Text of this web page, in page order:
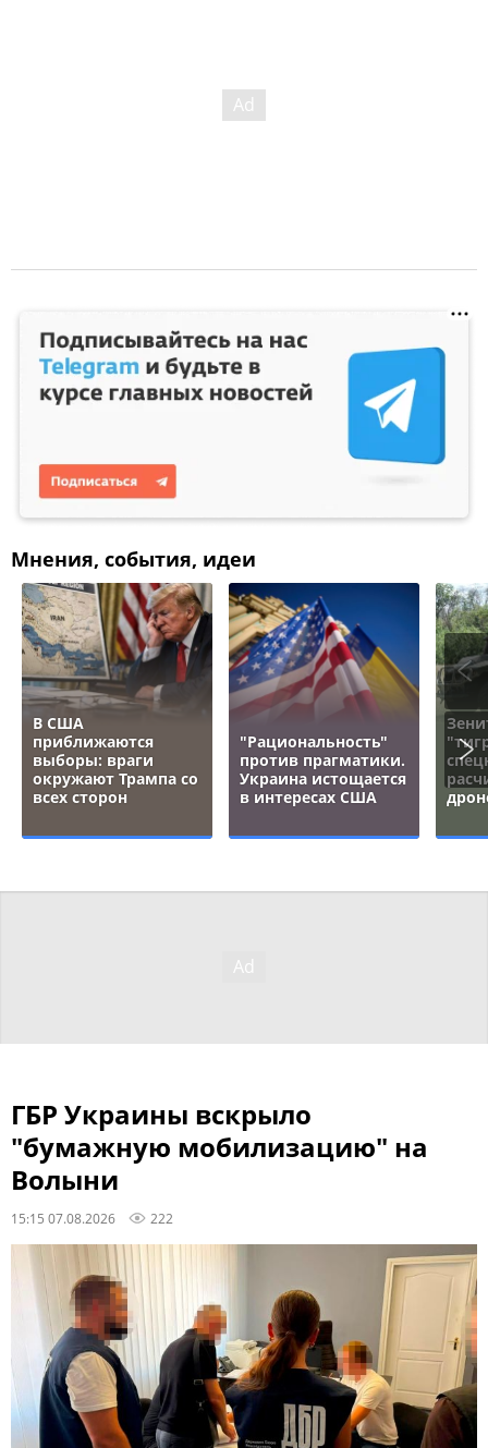
Мнения, события, идеи
В США
приближаются
выборы: враги
окружают Трампа со
всех сторон
"Рациональность"
против прагматики.
Украина истощается
в интересах США
ГБР Украины вскрыло
"бумажную мобилизацию" на
Волыни
15:15 07.08.2026 222